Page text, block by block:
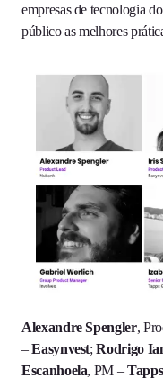
empresas de tecnologia
público as melhores
Alexandre Spengler,
–Easynvest;Rodrigo
Escanhoela, PM –